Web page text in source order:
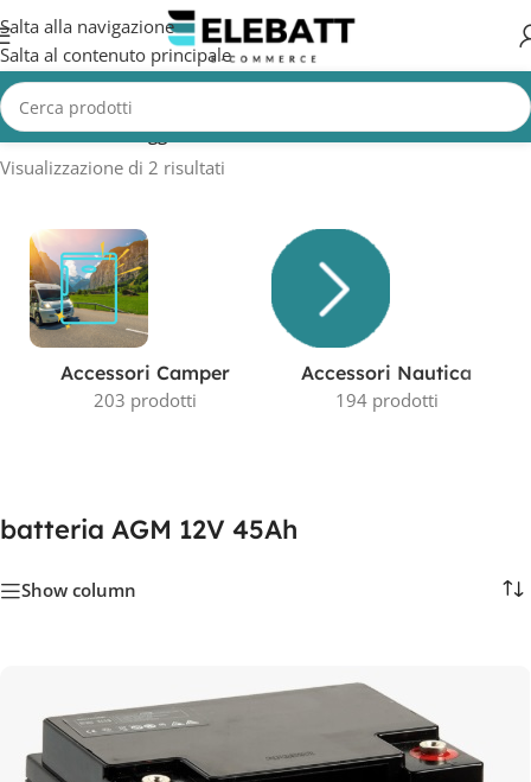
Salta alla navigazione
Salta al contenuto principale
Home/Prodotti taggati “batteria AGM 12V 45Ah”
Visualizzazione di 2 risultati
Accessori Camper
203 prodotti
Accessori Nautica
194 prodotti
batteria AGM 12V 45Ah
Show column